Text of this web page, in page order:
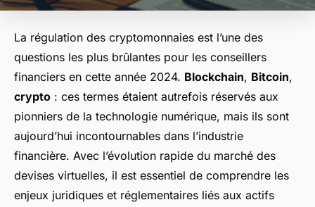
La régulation des cryptomonnaies est l’une des
questions les plus brûlantes pour les conseillers
financiers en cette année 2024. Blockchain, Bitcoin,
crypto : ces termes étaient autrefois réservés aux
pionniers de la technologie numérique, mais ils sont
aujourd’hui incontournables dans l’industrie
financière. Avec l’évolution rapide du marché des
devises virtuelles, il est essentiel de comprendre les
enjeux juridiques et réglementaires liés aux actifs